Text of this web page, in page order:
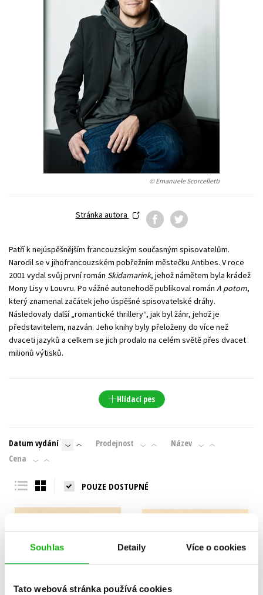
Souhlas Detaily Více o cookies
Tato webová stránka používá cookies
Zahraniční literatura
Všechny tituly
© Emanuele Scorcelletti
Stránka autora
Patří k nejúspěšnějším francouzským současným spisovatelům.
Narodil se v jihofrancouzském pobřežním městečku Antibes. V roce
2001 vydal svůj první román Skidamarink, jehož námětem byla krádež
Mony Lisy v Louvru. Po vážné autonehodě publikoval román A potom,
který znamenal začátek jeho úspěšné spisovatelské dráhy.
Následovaly další „romantické thrillery“, jak byl žánr, jehož je
představitelem, nazván. Jeho knihy byly přeloženy do více než
dvaceti jazyků a celkem se jich prodalo na celém světě přes dvacet
milionů výtisků.
Hlídací pes
Datum vydání Prodejnost
Název
Cena
POUZE DOSTUPNÉ